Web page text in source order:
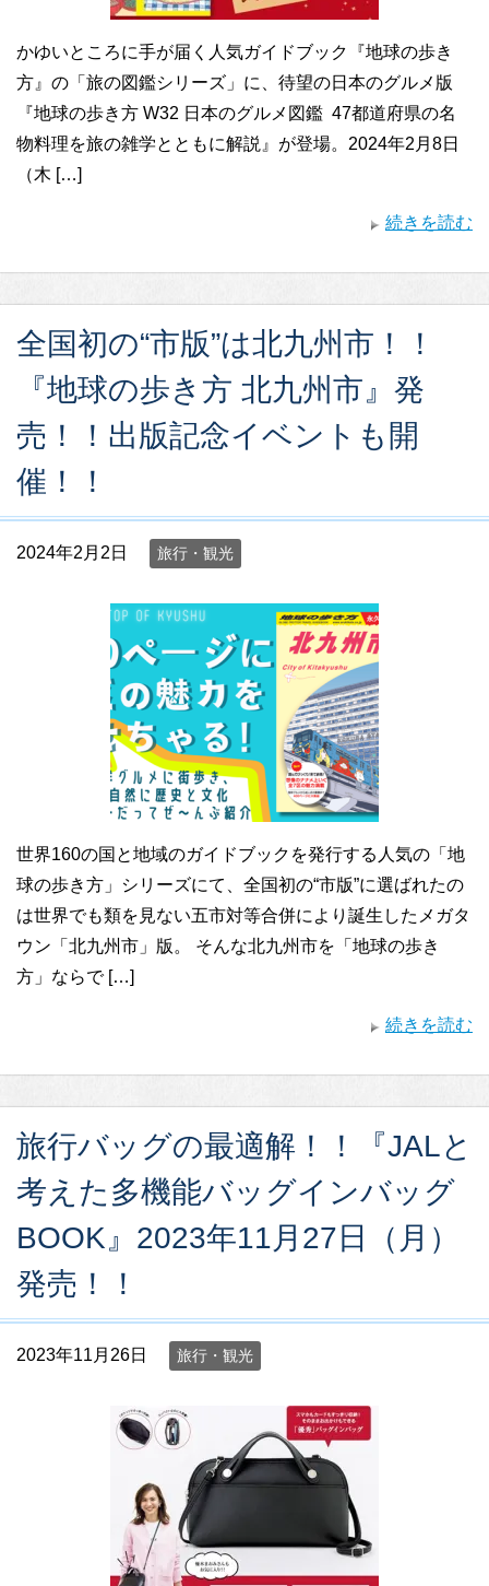
かゆいところに手が届く人気ガイドブック『地球の歩き
方』の「旅の図鑑シリーズ」に、待望の日本のグルメ版
『地球の歩き方 W32 日本のグルメ図鑑 47都道府県の名
物料理を旅の雑学とともに解説』が登場。2024年2月8日
（木 […]
続きを読む
全国初の“市版”は北九州市！！
『地球の歩き方 北九州市』発
売！！出版記念イベントも開
催！！
2024年2月2日 旅行・観光
世界160の国と地域のガイドブックを発行する人気の「地
球の歩き方」シリーズにて、全国初の“市版”に選ばれたの
は世界でも類を見ない五市対等合併により誕生したメガタ
ウン「北九州市」版。 そんな北九州市を「地球の歩き
方」ならで […]
続きを読む
旅行バッグの最適解！！『JALと
考えた多機能バッグインバッグ
BOOK』2023年11月27日（月）
発売！！
2023年11月26日 旅行・観光